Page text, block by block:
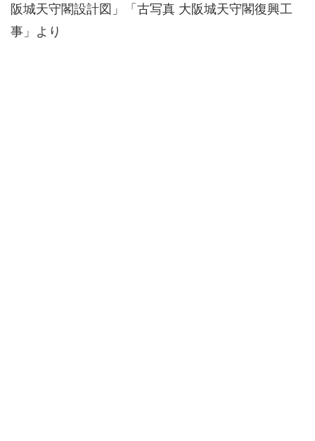
阪城天守閣設計図」「古写真 大阪城天守閣復興工
事」より